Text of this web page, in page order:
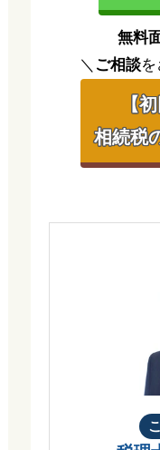
無料
＼ ご相談を
【
相続税